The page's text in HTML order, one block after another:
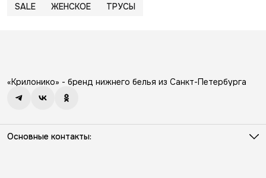
SALE ЖЕНСКОЕ ТРУСЫ
«Крилонико» - бренд нижнего белья из Санкт-Петербурга
Основные контакты: